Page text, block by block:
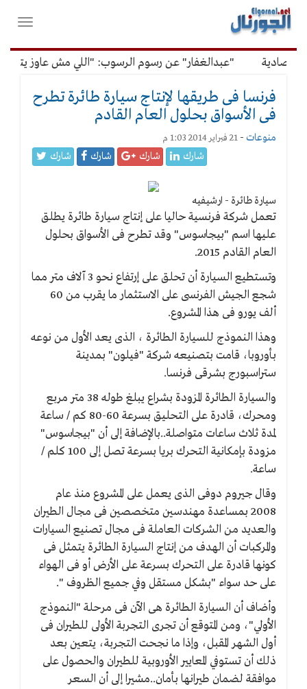
القائمة
الرئيسية
فتح
"عبدالغفار" عن رسوم الرسوب: "اللي مش عاوز يتعلم
فرنسا فى طريقها لإنتاج سيارة طائرة تطرح
فى الأسواق بحلول العام القادم
منوعات - 21 فبراير 2014 1:03 م
شارك شارك شارك شارك
سيارة طائرة - ارشيفيه
تعمل شركة فرنسية حاليا على إنتاج سيارة طائرة يطلق
عليها اسم "بيجاسوس" وقد تطرح فى الأسواق بحلول
العام القادم 2015.
وتستطيع السيارة أن تحلق على إرتفاع نحو 3 آلاف متر مما
شجع الجيش الفرنسى على الاستثمار ما يقرب من 60
ألف يورو فى هذا المشروع.
وهذا النموذج للسيارة الطائرة ، الذى يعد الأول من نوعه
بأوروبا، قامت بتصنيعه شركة "فيلون" بمدينة
ستراسبورج بشرقى فرنسا.
والسيارة الطائرة المزودة بشراع يبلغ طوله 38 متر مربع
ومحرك، قادرة على التحليق بسرعة 60-80 كم / ساعة
لمدة ثلاث ساعات متواصلة..بالإضافة إلى أن "بيجاسوس"
مزودة بإمكانية التحرك بريا بسرعة تصل إلى 100 كلم /
ساعة.
وقال جيروم دوفى الذى يعمل على المشروع منذ عام
2008 بمساعدة مهندسين متخصصين فى مجال الطيران
والعديد من الشركات العاملة فى مجال تصنيع السيارات
والمركبات أن الهدف من إنتاج السيارة الطائرة يتمثل فى
كونها قادرة على التحرك بسرعة على الأرض أو فى الهواء
على حد سواء "بشكل مستقل وفي جميع الظروف ".
وأضاف أن السيارة الطائرة هى الآن فى مرحلة "النموذج
الأولي"، ومن المتوقع أن تجرى التجربة الأولى للطيران فى
أول الشهر المقبل، وإذا ما نجحت التجربة، يتعين بعد
ذلك أن تستوفي المعايير الأوروبية للطيران والحصول على
موافقة لضمان طيرانها بأمان..مشيرا إلى أن السعر